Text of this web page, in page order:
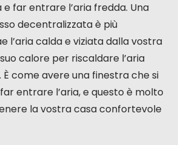
che l’installazione
know-how, e che una
in particolare la
è necessaria affinché continui
lavoro. Pensateci se cercate di
dell’aria a casa vostra senza
lavori.